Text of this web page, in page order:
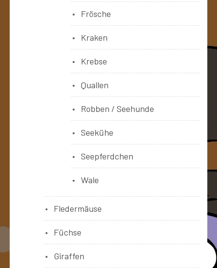
Frösche
Kraken
Krebse
Quallen
Robben / Seehunde
Seekühe
Seepferdchen
Wale
Fledermäuse
Füchse
Giraffen